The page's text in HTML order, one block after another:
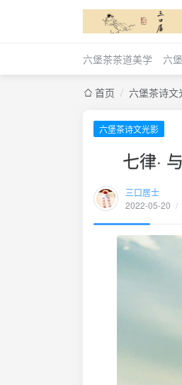
六堡茶茶道美学 六
首页 / 六堡茶诗文
六堡茶诗文光影
七律·
三口居士
2022-05-20 /